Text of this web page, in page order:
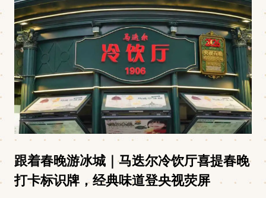
跟着春晚游冰城｜马迭尔冷饮厅喜提春晚
打卡标识牌，经典味道登央视荧屏